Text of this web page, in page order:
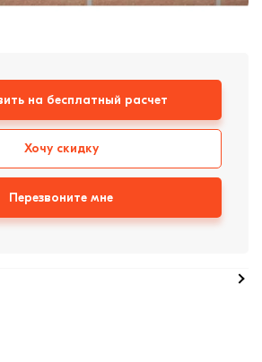
формовки
на бесплатный расчет
Хочу скидку
Перезвоните мне